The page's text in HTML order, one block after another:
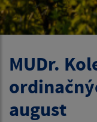
MUDr.
august